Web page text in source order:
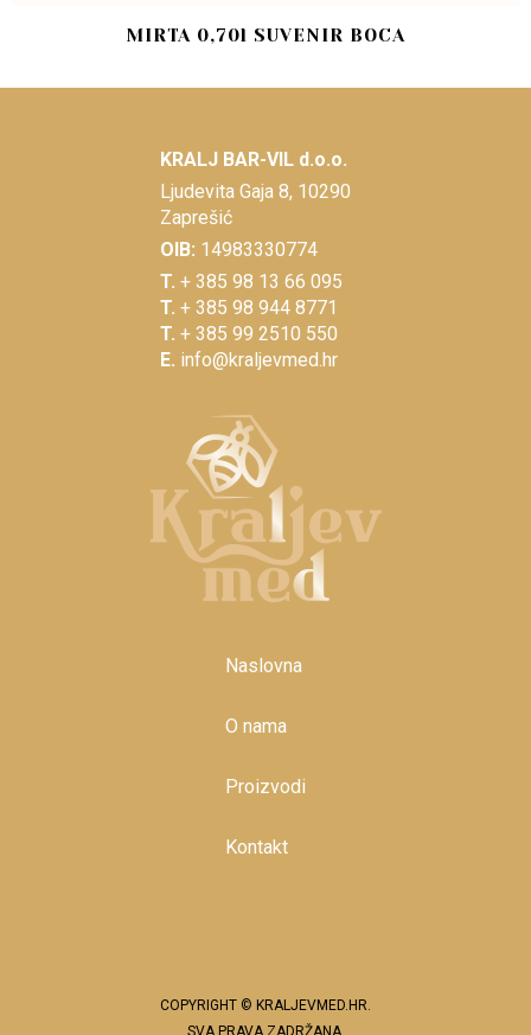
MIRTA 0,70l SUVENIR BOCA
KRALJ BAR-VIL d.o.o.
Ljudevita Gaja 8, 10290
Zaprešić
OIB: 14983330774
T. + 385 98 13 66 095
T. + 385 98 944 8771
T. + 385 99 2510 550
E. info@kraljevmed.hr
Naslovna
O nama
Proizvodi
Kontakt
COPYRIGHT © KRALJEVMED.HR.
SVA PRAVA ZADRŽANA.